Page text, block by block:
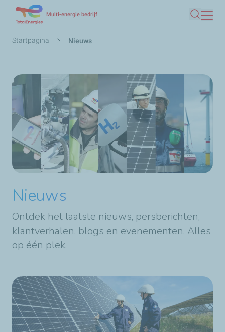
gaan
Multi-energie bedrijf
Zoeken
Kruimelpad
Startpagina Nieuws
Nieuws
Ontdek het laatste nieuws, persberichten,
klantverhalen, blogs en evenementen. Alles
op één plek.